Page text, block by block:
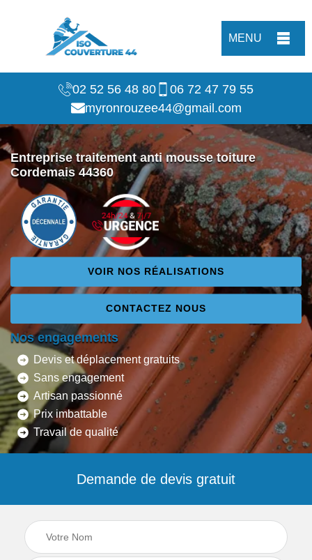
MENU
02 52 56 48 80
06 72 47 79 55
myronrouzee44@gmail.com
Entreprise traitement anti mousse toiture
Cordemais 44360
VOIR NOS RÉALISATIONS
CONTACTEZ NOUS
Nos engagements
Devis et déplacement gratuits
Sans engagement
Artisan passionné
Prix imbattable
Travail de qualité
Demande de devis gratuit